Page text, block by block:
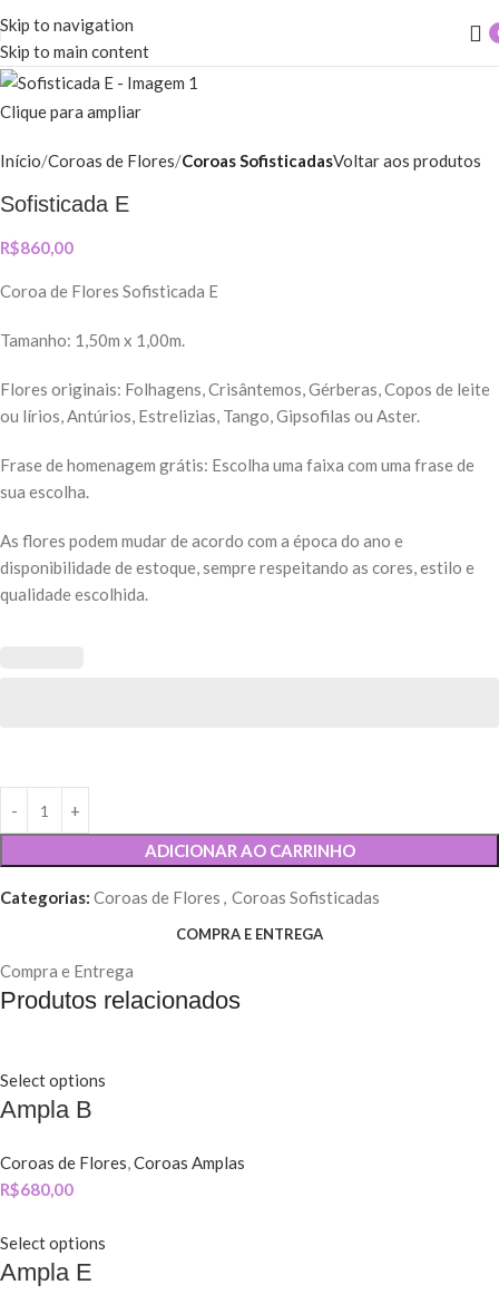
Skip to navigation
Skip to main content
Clique para ampliar
Início Coroas de Flores Coroas SofisticadasVoltar aos produtos
Sofisticada E
R$860,00
Coroa de Flores Sofisticada E
Tamanho: 1,50m x 1,00m.
Flores originais: Folhagens, Crisântemos, Gérberas, Copos de leite
ou lírios, Antúrios, Estrelizias, Tango, Gipsofilas ou Aster.
Frase de homenagem grátis: Escolha uma faixa com uma frase de
sua escolha.
As flores podem mudar de acordo com a época do ano e
disponibilidade de estoque, sempre respeitando as cores, estilo e
qualidade escolhida.
ADICIONAR AO CARRINHO
Categorias: Coroas de Flores , Coroas Sofisticadas
COMPRA E ENTREGA
Compra e Entrega
Produtos relacionados
Select options
Ampla B
Coroas de Flores,Coroas Amplas
R$680,00
Select options
Ampla E